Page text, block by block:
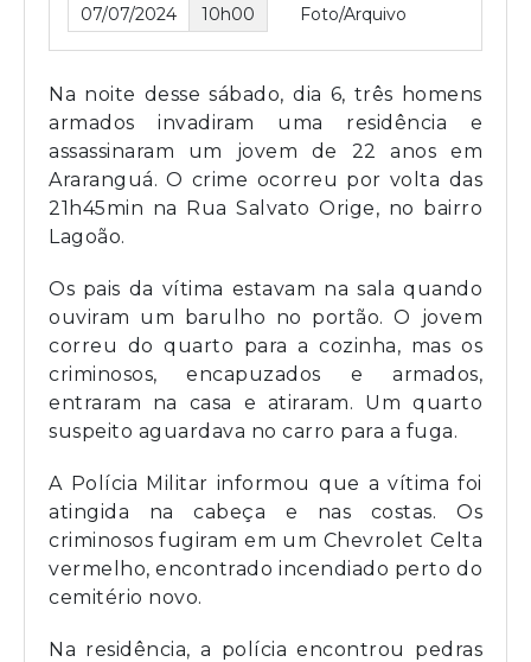
07/07/2024 10h00 Foto/Arquivo
Na noite desse sábado, dia 6, três homens
armados invadiram uma residência e
assassinaram um jovem de 22 anos em
Araranguá. O crime ocorreu por volta das
21h45min na Rua Salvato Orige, no bairro
Lagoão.
Os pais da vítima estavam na sala quando
ouviram um barulho no portão. O jovem
correu do quarto para a cozinha, mas os
criminosos, encapuzados e armados,
entraram na casa e atiraram. Um quarto
suspeito aguardava no carro para a fuga.
A Polícia Militar informou que a vítima foi
atingida na cabeça e nas costas. Os
criminosos fugiram em um Chevrolet Celta
vermelho, encontrado incendiado perto do
cemitério novo.
Na residência, a polícia encontrou pedras